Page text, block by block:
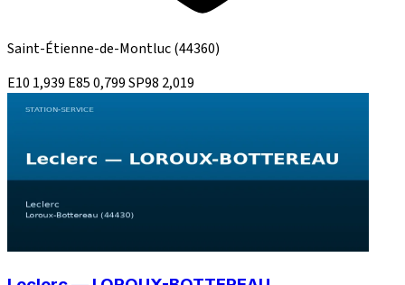
Saint-Étienne-de-Montluc(44360)
E10 1,939 E850,799SP98 2,019